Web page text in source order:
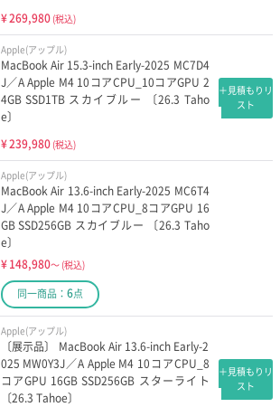
¥269,980 (税込)
Apple(アップル)
MacBook Air 15.3-inch Early-2025 MC7D4
J／A Apple M4 10コアCPU_10コアGPU 2
4GB SSD1TB スカイブルー 〔26.3 Taho
e〕
¥239,980 (税込)
＋見積もりリ
スト
Apple(アップル)
MacBook Air 13.6-inch Early-2025 MC6T4
J／A Apple M4 10コアCPU_8コアGPU 16
GB SSD256GB スカイブルー 〔26.3 Taho
e〕
¥148,980～ (税込)
同一商品： 6点
Apple(アップル)
〔展示品〕 MacBook Air 13.6-inch Early-2
025 MW0Y3J／A Apple M4 10コアCPU_8
コアGPU 16GB SSD256GB スターライト
〔26.3 Tahoe〕
＋見積もりリ
スト